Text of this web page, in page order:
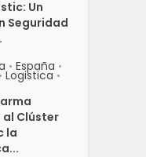
Un
Seguridad
• España •
• Logistica •
Clúster
la